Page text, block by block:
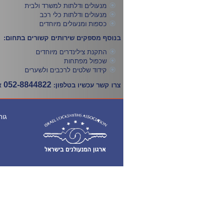
מנעולים ודלתות למשרד ולבית
מנעולים ודלתות כלי רכב
כספות ומנעולים מיוחדים
בנוסף מספקים שירותים קשורים בתחום:
התקנת צילינדרים מיוחדים
שכפול מפתחות
קידוד שלטים לרכבים ולשערים
צרו קשר עכשיו בטלפון:
גורדון 3, נתניה | טל': 09-